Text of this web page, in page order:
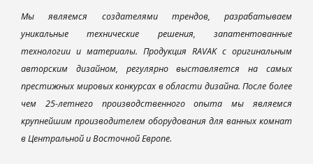
Мы являемся создателями трендов, разрабатываем
уникальные технические решения, запатентованные
технологии и материалы. Продукция RAVAK с оригинальным
авторским дизайном, регулярно выставляется на самых
престижных мировых конкурсах в области дизайна. После более
чем 25-летнего производственного опыта мы являемся
крупнейшим производителем оборудования для ванных комнат
в Центральной и Восточной Европе.